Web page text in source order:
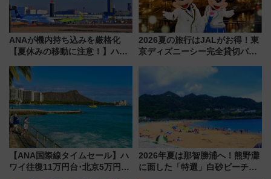
ANAが機内持ち込みを厳格化
【夏休みの移動に注意！】ハン
「身の回り品」新サイズ制限
(40×30×20cm)おさらい
2026夏の旅行はJALがお得！東
京ディズニーシー完全貸切パー
ーン始まる 条件は「夏の国内
線に2回搭乗」
【ANA国際線タイムセール】ハ
ワイ往復11万円台･北京5万円台
2026年夏は那智勝浦へ！熊野灘
に面した「特選」白砂ビーチは